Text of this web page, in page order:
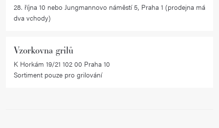
28. října 10 nebo Jungmannovo náměstí 5, Praha 1 (prodejna má
dva vchody)
Vzorkovna grilů
K Horkám 19/21 102 00 Praha 10
Sortiment pouze pro grilování